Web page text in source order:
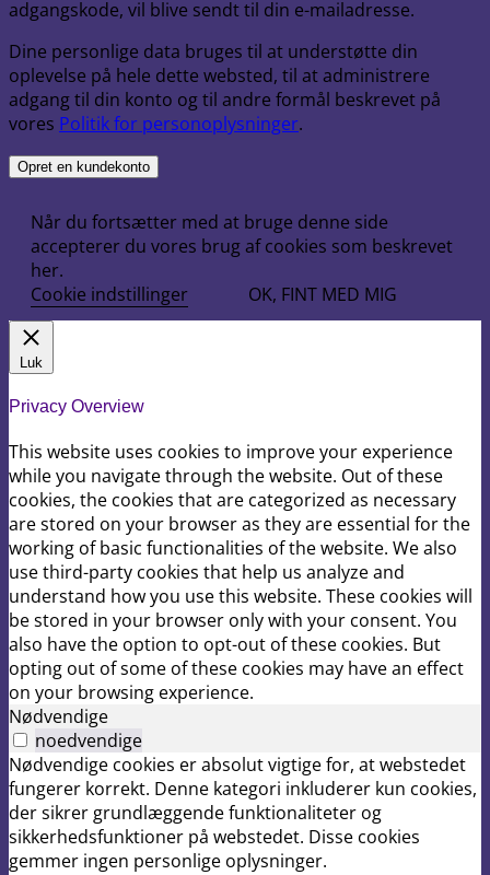
adgangskode, vil blive sendt til din e-mailadresse.
Dine personlige data bruges til at understøtte din
oplevelse på hele dette websted, til at administrere
adgang til din konto og til andre formål beskrevet på
vores Politik for personoplysninger.
Opret en kundekonto
Når du fortsætter med at bruge denne side
accepterer du vores brug af cookies som beskrevet
her.
Cookie indstillinger
OK, FINT MED MIG
Luk
Privacy Overview
This website uses cookies to improve your experience
while you navigate through the website. Out of these
cookies, the cookies that are categorized as necessary
are stored on your browser as they are essential for the
working of basic functionalities of the website. We also
use third-party cookies that help us analyze and
understand how you use this website. These cookies will
be stored in your browser only with your consent. You
also have the option to opt-out of these cookies. But
opting out of some of these cookies may have an effect
on your browsing experience.
Nødvendige
noedvendige
Nødvendige cookies er absolut vigtige for, at webstedet
fungerer korrekt. Denne kategori inkluderer kun cookies,
der sikrer grundlæggende funktionaliteter og
sikkerhedsfunktioner på webstedet. Disse cookies
gemmer ingen personlige oplysninger.